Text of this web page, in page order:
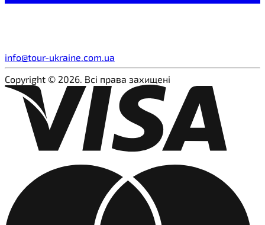
info@tour-ukraine.com.ua
Copyright © 2026. Всі права захищені